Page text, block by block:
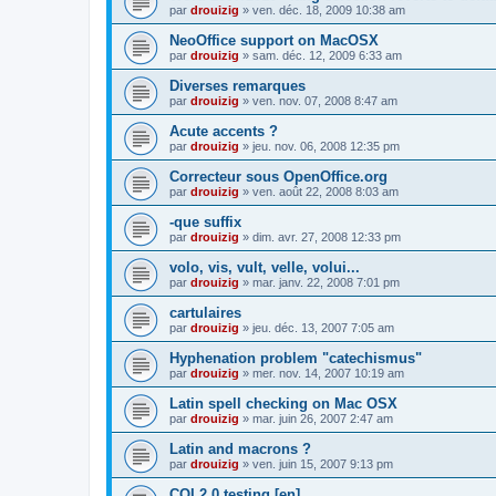
par drouizig » ven. déc. 18, 2009 10:38 am
NeoOffice support on MacOSX
par drouizig » sam. déc. 12, 2009 6:33 am
Diverses remarques
par drouizig » ven. nov. 07, 2008 8:47 am
Acute accents ?
par drouizig » jeu. nov. 06, 2008 12:35 pm
Correcteur sous OpenOffice.org
par drouizig » ven. août 22, 2008 8:03 am
-que suffix
par drouizig » dim. avr. 27, 2008 12:33 pm
volo, vis, vult, velle, volui...
par drouizig » mar. janv. 22, 2008 7:01 pm
cartulaires
par drouizig » jeu. déc. 13, 2007 7:05 am
Hyphenation problem "catechismus"
par drouizig » mer. nov. 14, 2007 10:19 am
Latin spell checking on Mac OSX
par drouizig » mar. juin 26, 2007 2:47 am
Latin and macrons ?
par drouizig » ven. juin 15, 2007 9:13 pm